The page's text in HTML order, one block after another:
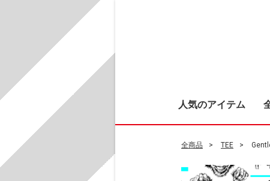
人気のアイテム
全商品 TEE